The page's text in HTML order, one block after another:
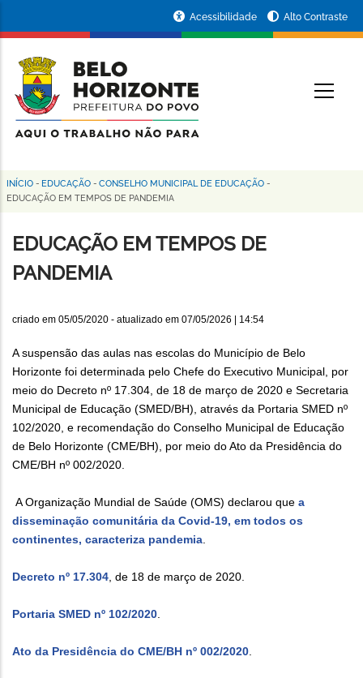
conteúdo
principal
da
Prefeitura
de
Horizonte
Acessibilidade Alto Contraste
Trilha
navegação
INÍCIO - EDUCAÇÃO - CONSELHO MUNICIPAL DE EDUCAÇÃO -
EDUCAÇÃO EM TEMPOS DE PANDEMIA
EDUCAÇÃO EM TEMPOS DE
PANDEMIA
criado em 05/05/2020 - atualizado em 07/05/2026 | 14:54
A suspensão das aulas nas escolas do Município de Belo
Horizonte foi determinada pelo Chefe do Executivo Municipal, por
meio do Decreto nº 17.304, de 18 de março de 2020 e Secretaria
Municipal de Educação (SMED/BH), através da Portaria SMED nº
102/2020, e recomendação do Conselho Municipal de Educação
de Belo Horizonte (CME/BH), por meio do Ato da Presidência do
CME/BH nº 002/2020.
A Organização Mundial de Saúde (OMS) declarou que a
disseminação comunitária da Covid-19, em todos os
continentes, caracteriza pandemia
Decreto nº 17.304 , de 18 de março de 2020.
Portaria SMED nº 102/2020
Ato da Presidência do CME/BH nº 002/2020